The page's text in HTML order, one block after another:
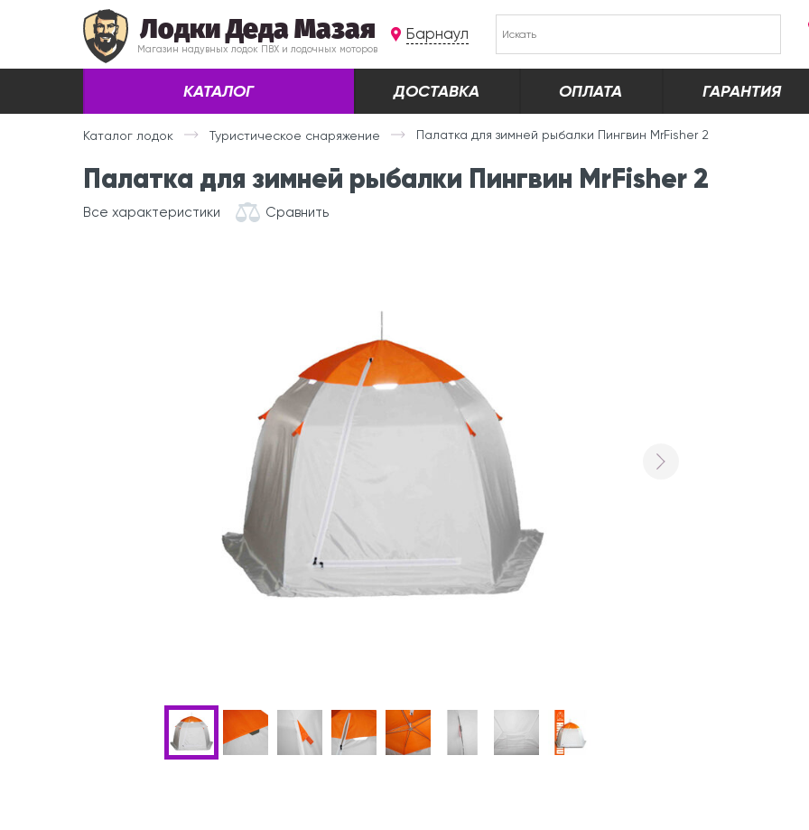
Лодки Деда Мазая
Магазин надувных лодок ПВХ и лодочных моторов
Барнаул
КАТАЛОГ ДОСТАВКА ОПЛАТА ГАРАНТИЯ
Каталог лодок Туристическое снаряжение Палатка для зимней рыбалки Пингвин MrFisher 2
Палатка для зимней рыбалки Пингвин MrFisher 2
Все характеристики Сравнить